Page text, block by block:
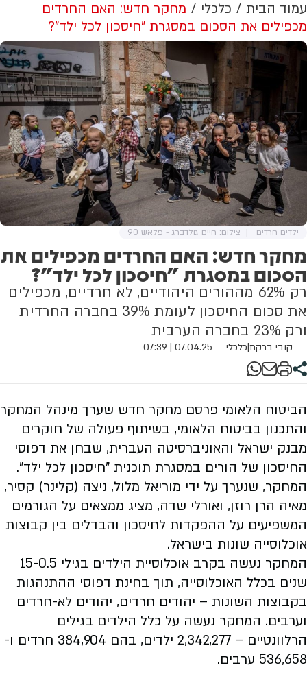
עמוד הבית כלכלי
מחקר חדש: האם החרדים
מכפילים את הסכום במסגרת "חיסכון לכל ילד"?
מחקר חדש: האם החרדים מכפילים את
הסכום במסגרת "חיסכון לכל ילד"?
רק 62% מההורים היהודיים, לא חרדיים, מכפילים
את סכום החיסכון לעומת 39% בחברה החרדית
ורק 23% בחברה הערבית
קובי ברקת|כלכלי 07.04.25 | 07:39
ילדים חרדים צילום: חיים גולדברג - פלאש 90
הביטוח הלאומי פרסם מחקר חדש שערך מינהל המחקר
והתכנון בביטוח הלאומי, בשיתוף פעולה של חוקרים
מבנק ישראל והאוניברסיטה העברית, שבחן את דפוסי
החיסכון של הורים במסגרת תוכנית "חיסכון לכל ילד".
המחקר, שנערך על ידי מוריאל מלול, ניצה (קלינר) קסיר,
מאיה הרן רוזן, ואורלי שדה, מציג ממצאים על הגורמים
המשפיעים על ההפקדות לחיסכון והבדלים בין קבוצות
אוכלוסייה שונות בישראל.
המחקר נעשה בקרב אוכלוסיית הילדים בגילי 15-0.5
שנים בכלל האוכלוסייה, תוך בחינת דפוסי ההתנהגות
בקבוצות השונות – יהודים חרדים, יהודים לא-חרדים
וערבים. המחקר נעשה על כלל הילדים בגילים
הרלוונטיים – 2,342,277 ילדים, בהם 384,904 חרדים ו-
536,658 ערבים.